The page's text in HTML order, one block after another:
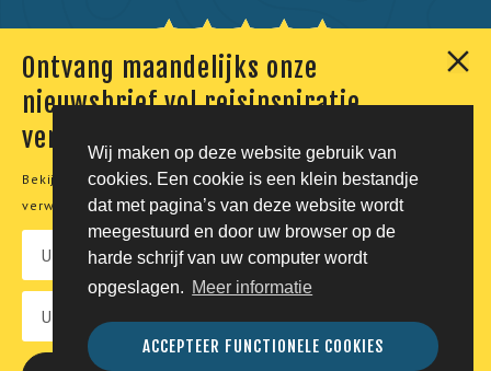
Wij maken op deze website gebruik van
cookies. Een cookie is een klein bestandje
dat met pagina’s van deze website wordt
meegestuurd en door uw browser op de
harde schrijf van uw computer wordt
opgeslagen. Meer informatie
ACCEPTEER FUNCTIONELE COOKIES
Ontvang maandelijks onze
nieuwsbrief vol reisinspiratie,
verhalen en aanbiedingen
Bekijk onzeprivacyverklaringvoor meer informatie over de
verwerking van uw persoonsgegevens.
Onze klanten geven ons een 9,7. Berekend uit 230
© Tico Reizen 2026 - Privé-reizen op maat
Developing magic by